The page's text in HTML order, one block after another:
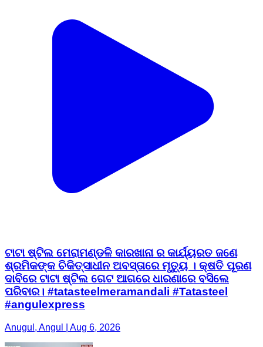
ଟାଟା ଷ୍ଟିଲ ମେରାମଣ୍ଡଳି କାରଖାନା ର କାର୍ଯ୍ୟରତ ଜଣେ
ଶ୍ରମିକଙ୍କ ଚିକିତ୍ସାଧୀନ ଅବସ୍ତାରେ ମୃତ୍ୟୁ । କ୍ଷତି ପୂରଣ
ଦାବିରେ ଟାଟା ଷ୍ଟିଲ ଗେଟ ଆଗରେ ଧାରଣାରେ ବସିଲେ
ପରିବାର। #tatasteelmeramandali #Tatasteel
#angulexpress
Anugul, Angul | Aug 6, 2026